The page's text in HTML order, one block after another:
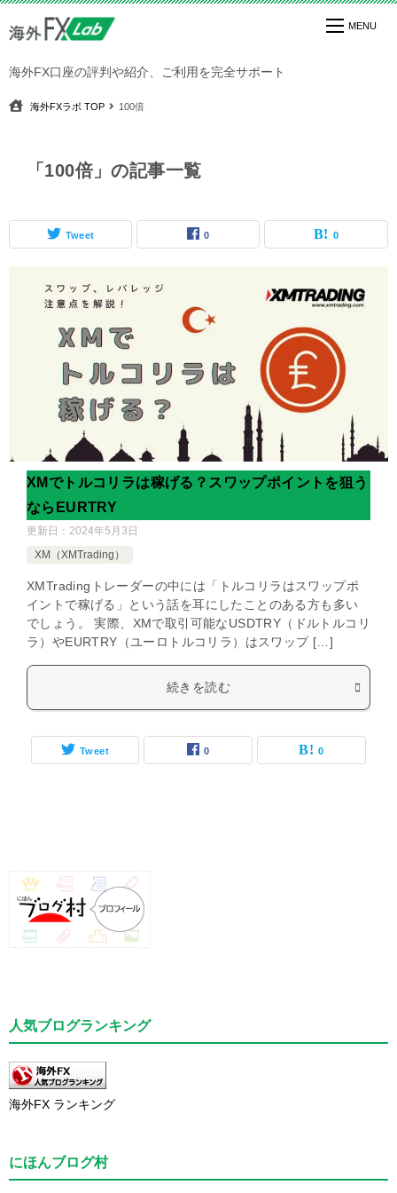
海外FX口座の評判や紹介、ご利用を完全サポート
海外FXラボ TOP 100倍
「100倍」の記事一覧
Tweet 0 0
XMでトルコリラは稼げる？スワップポイントを狙う
ならEURTRY
更新日： 2024年5月3日
XM（XMTrading）
XMTradingトレーダーの中には「トルコリラはスワップポ
イントで稼げる」という話を耳にしたことのある方も多い
でしょう。 実際、XMで取引可能なUSDTRY（ドルトルコリ
ラ）やEURTRY（ユーロトルコリラ）はスワップ […]
続きを読む
Tweet 0 0
人気ブログランキング
海外FX ランキング
にほんブログ村